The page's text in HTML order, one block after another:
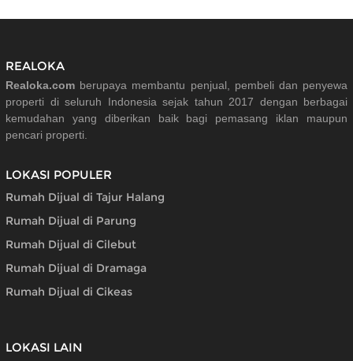
REALOKA
Realoka.com berupaya membantu penjual, pembeli dan penyewa
properti di seluruh Indonesia sejak tahun 2017 dengan berbagai
kemudahan yang diberikan baik bagi pemasang iklan maupun
pencari properti.
LOKASI POPULER
Rumah Dijual di Tajur Halang
Rumah Dijual di Parung
Rumah Dijual di Cilebut
Rumah Dijual di Dramaga
Rumah Dijual di Cikeas
LOKASI LAIN